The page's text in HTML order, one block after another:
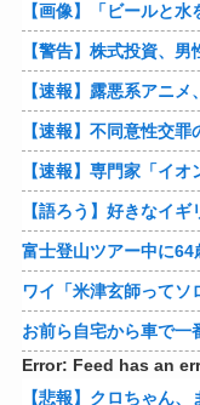
【画像】「ビールと
【速報】不同意性交
【語ろう】好きなイ
富士登山ツアー中に
Error: Feed has an
【悲報】クロちゃん